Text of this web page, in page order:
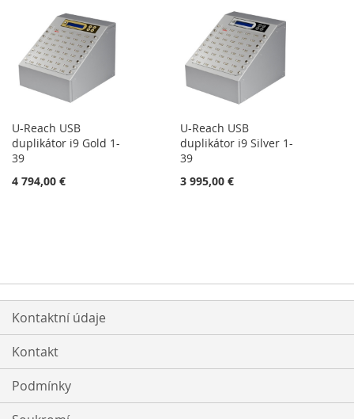
U-Reach USB
duplikátor i9 Gold 1-
39
4 794,00 €
U-Reach USB
duplikátor i9 Silver 1-
39
3 995,00 €
Kontaktní údaje
Kontakt
Podmínky